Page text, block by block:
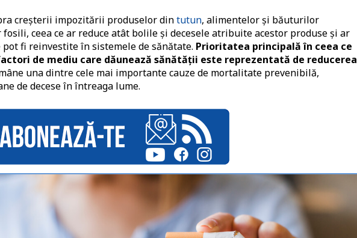
creșterii impozitării produselor dintutun, alimentelor și băuturilor
ceea ce ar reduce atât bolile și decesele atribuite acestor produse și ar
fi reinvestite în sistemele de sănătate. Prioritatea principală în ceea ce
de mediu care dăunează sănătăţii este reprezentată de reducerea
una dintre cele mai importante cauze de mortalitate prevenibilă,
de decese în întreaga lume.